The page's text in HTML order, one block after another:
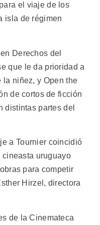
el viaje de los
isla de régimen
Derechos del
que le da prioridad a
niñez, y Open the
de cortos de ficción
distintas partes del
a Tournier coincidió
cineasta uruguayo
para competir
Hirzel, directora
de la Cinemateca